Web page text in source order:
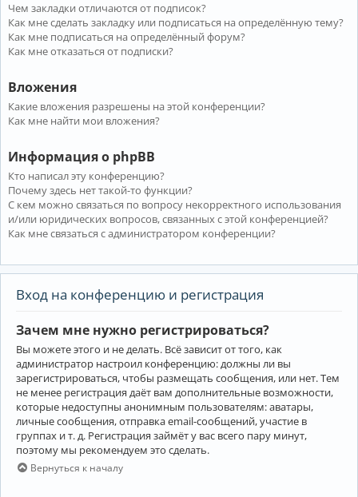
Чем закладки отличаются от подписок?
Как мне сделать закладку или подписаться на определённую тему?
Как мне подписаться на определённый форум?
Как мне отказаться от подписки?
Вложения
Какие вложения разрешены на этой конференции?
Как мне найти мои вложения?
Информация о phpBB
Кто написал эту конференцию?
Почему здесь нет такой-то функции?
С кем можно связаться по вопросу некорректного использования
и/или юридических вопросов, связанных с этой конференцией?
Как мне связаться с администратором конференции?
Вход на конференцию и регистрация
Зачем мне нужно регистрироваться?
Вы можете этого и не делать. Всё зависит от того, как
администратор настроил конференцию: должны ли вы
зарегистрироваться, чтобы размещать сообщения, или нет. Тем
не менее регистрация даёт вам дополнительные возможности,
которые недоступны анонимным пользователям: аватары,
личные сообщения, отправка email-сообщений, участие в
группах и т. д. Регистрация займёт у вас всего пару минут,
поэтому мы рекомендуем это сделать.
Вернуться к началу